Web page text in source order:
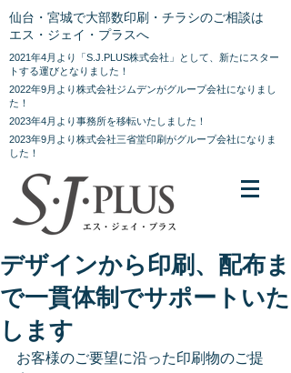
仙台・宮城で大部数印刷・チラシのご相談は
エス・ジェイ・プラスへ
2021年4月より「S.J.PLUS株式会社」として、新たにスター
トする運びとなりました！
2022年9月より株式会社ジムデンがグループ会社になりまし
た！
2023年4月より事務所を移転いたしました！
2023年9月より株式会社三省堂印刷がグループ会社になりま
した！
デザインから印刷、配布ま
で一貫体制でサポートいた
します
お客様のご要望に沿った印刷物のご提